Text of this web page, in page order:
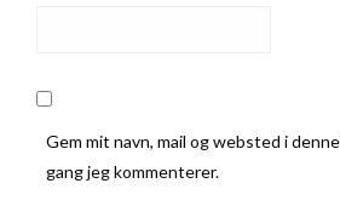
Gem mit navn, mail og websted i
gang jeg kommenterer.